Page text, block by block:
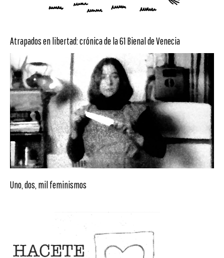
Atrapados en libertad: crónica de la 61 Bienal de Venecia
Uno, dos, mil feminismos